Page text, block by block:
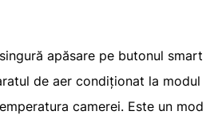
apăsare pe butonul smart
de aer condiționat la modul
camerei. Este un mod